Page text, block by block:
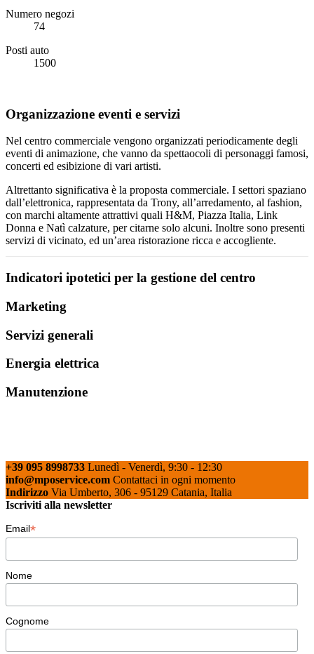
Numero negozi
74
Posti auto
1500
Organizzazione eventi e servizi
Nel centro commerciale vengono organizzati periodicamente degli
eventi di animazione, che vanno da spettaocoli di personaggi famosi,
concerti ed esibizione di vari artisti.
Altrettanto significativa è la proposta commerciale. I settori spaziano
dall’elettronica, rappresentata da Trony, all’arredamento, al fashion,
con marchi altamente attrattivi quali H&M, Piazza Italia, Link
Donna e Natì calzature, per citarne solo alcuni. Inoltre sono presenti
servizi di vicinato, ed un’area ristorazione ricca e accogliente.
Indicatori ipotetici per la gestione del centro
Marketing
Servizi generali
Energia elettrica
Manutenzione
+39 095 8998733 Lunedì - Venerdì, 9:30 - 12:30
info@mposervice.com Contattaci in ogni momento
Indirizzo Via Umberto, 306 - 95129 Catania, Italia
Iscriviti alla newsletter
Email*
Nome
Cognome